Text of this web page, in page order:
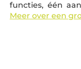
functies, één
Meer over een